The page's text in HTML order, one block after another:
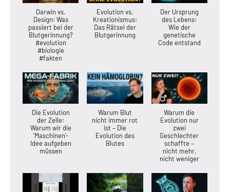
Darwin vs.
Design: Was
passiert bei der
Blutgerinnung?
#evolution
#biologie
#fakten
Evolution vs.
Kreationismus:
Das Rätsel der
Blutgerinnung
Der Ursprung
des Lebens:
Wie der
genetische
Code entstand
Die Evolution
der Zelle:
Warum wir die
'Maschinen'-
Idee aufgeben
müssen
Warum Blut
nicht immer rot
ist – Die
Evolution des
Blutes
Warum die
Evolution nur
zwei
Geschlechter
schaffte –
nicht mehr,
nicht weniger